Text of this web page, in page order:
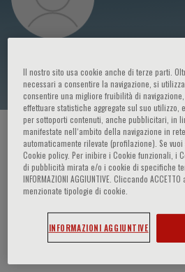
Christopher Semsarian
HOME PAGE / CORSI ED EVENTI /
Christopher Semsarian
Sydney (AUS)
Il nostro sito usa cookie anche di terze parti.
necessari a consentire la navigazione, si
consentire una migliore fruibilità di
effettuare statistiche aggregate sul suo utilizzo,
per sottoporti contenuti, anche pubblicitari, in
manifestate nell‘ambito della navigazione in
automaticamente rilevate (profilazione). Se
Cookie policy. Per inibire i Cookie funzionali, i
di pubblicità mirata e/o i cookie di specifiche
INFORMAZIONI AGGIUNTIVE. Cliccando
menzionate tipologie di cookie.
INFORMAZIONI AGGIUNTIVE